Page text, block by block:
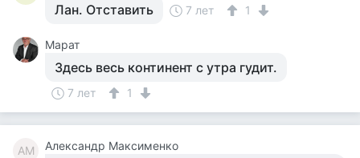
Лан. Отставить 7 лет 1
Марат
Здесь весь континент с утра гудит.
7 лет 1
АМ Александр Максименко